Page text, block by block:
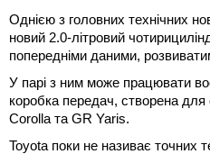
Однією з головних технічних
новий 2.0-літровий
попередніми даними,
У парі з ним може працювати
коробка передач, створена
Corolla та GR Yaris.
Toyota поки не називає точних